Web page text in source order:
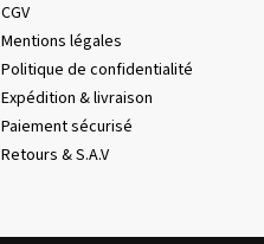
CGV
Mentions légales
Politique de confidentialité
Expédition & livraison
Paiement sécurisé
Retours & S.A.V